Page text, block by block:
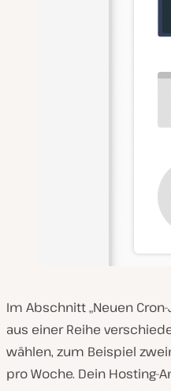
Im Abschnitt „Neuen
aus einer Reihe
wählen, zum Beispiel
pro Woche. Dein Hosting-